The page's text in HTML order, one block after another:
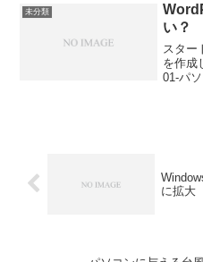
未分類
い？
スター
を作成
01-パ
に拡大